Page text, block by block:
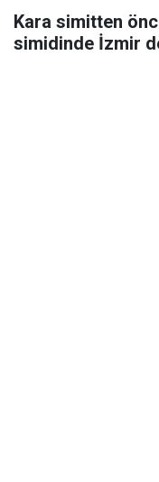
Kara simitten
simidinde İzmir